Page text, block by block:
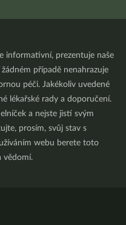
informativní, prezentuje naše
případě nenahrazuje
péči. Jakékoliv uvedené
lékařské rady a doporučení.
a nejste jistí svým
prosím, svůj stav s
webu berete toto
vědomí.